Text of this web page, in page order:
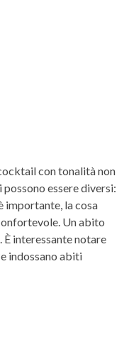
con tonalità non
essere diversi:
importante, la cosa
Un abito
interessante notare
indossano abiti